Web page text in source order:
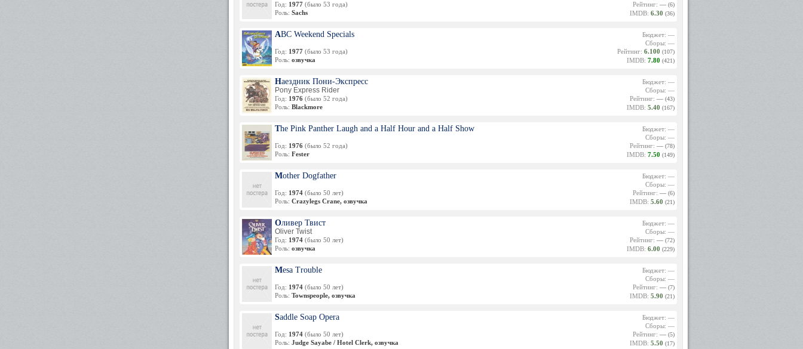
Год: 1977 (было 53 года)
Роль: Sachs
Рейтинг: — (6)
IMDB: 6.30 (36)
ABC Weekend Specials
Год: 1977 (было 53 года)
Роль: озвучка
Бюджет: —
Сборы: —
Рейтинг: 6.100 (107)
IMDB: 7.80 (421)
Наездник Пони-Экспресс
Pony Express Rider
Год: 1976 (было 52 года)
Роль: Blackmore
Бюджет: —
Сборы: —
Рейтинг: — (43)
IMDB: 5.40 (167)
The Pink Panther Laugh and a Half Hour and a Half Show
Год: 1976 (было 52 года)
Роль: Fester
Бюджет: —
Сборы: —
Рейтинг: — (78)
IMDB: 7.50 (149)
Mother Dogfather
Год: 1974 (было 50 лет)
Роль: Crazylegs Crane, озвучка
Бюджет: —
Сборы: —
Рейтинг: — (6)
IMDB: 5.60 (21)
Оливер Твист
Oliver Twist
Год: 1974 (было 50 лет)
Роль: озвучка
Бюджет: —
Сборы: —
Рейтинг: — (72)
IMDB: 6.00 (229)
Mesa Trouble
Год: 1974 (было 50 лет)
Роль: Townspeople, озвучка
Бюджет: —
Сборы: —
Рейтинг: — (7)
IMDB: 5.90 (21)
Saddle Soap Opera
Год: 1974 (было 50 лет)
Роль: Judge Sayabe / Hotel Clerk, озвучка
Бюджет: —
Сборы: —
Рейтинг: — (5)
IMDB: 5.50 (17)